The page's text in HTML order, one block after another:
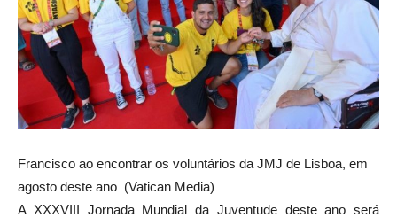
Francisco ao encontrar os voluntários da JMJ de Lisboa, em
agosto deste ano (Vatican Media)
A XXXVIII Jornada Mundial da Juventude deste ano será